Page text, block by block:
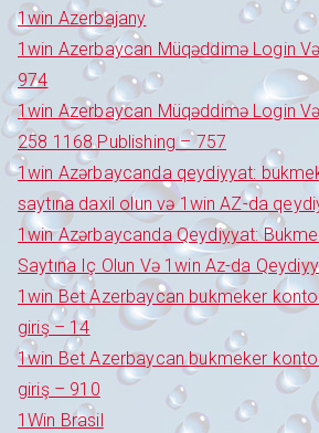
1win Azerbajany
1win Azerbaycan Müqəddimə Login
974
1win Azerbaycan Müqəddimə Login
258 1168 Publishing – 757
1win Azərbaycanda qeydiyyat:
saytına daxil olun və 1win AZ-da
1win Azərbaycanda Qeydiyyat:
Saytına Iç Olun Və 1win Az-da
1win Bet Azerbaycan bukmeker
giriş – 14
1win Bet Azerbaycan bukmeker
giriş – 910
1Win Brasil